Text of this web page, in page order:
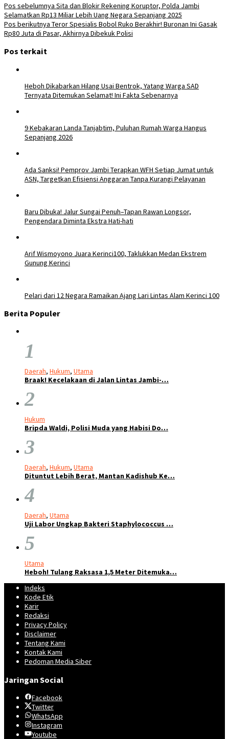
Pos sebelumnya Sita dan Blokir Rekening Koruptor, Polda Jambi
Selamatkan Rp13 Miliar Lebih Uang Negara Sepanjang 2025
Pos berikutnya Teror Spesialis Bobol Ruko Berakhir! Buronan Ini Gasak
Rp80 Juta di Pasar, Akhirnya Dibekuk Polisi
Pos terkait
Heboh Dikabarkan Hilang Usai Bentrok, Yatang Warga SAD
Ternyata Ditemukan Selamat! Ini Fakta Sebenarnya
9 Kebakaran Landa Tanjabtim, Puluhan Rumah Warga Hangus
Sepanjang 2026
Ada Sanksi! Pemprov Jambi Terapkan WFH Setiap Jumat untuk
ASN, Targetkan Efisiensi Anggaran Tanpa Kurangi Pelayanan
Baru Dibuka! Jalur Sungai Penuh–Tapan Rawan Longsor,
Pengendara Diminta Ekstra Hati-hati
Arif Wismoyono Juara Kerinci100, Taklukkan Medan Ekstrem
Gunung Kerinci
Pelari dari 12 Negara Ramaikan Ajang Lari Lintas Alam Kerinci 100
Berita Populer
1
Daerah, Hukum, Utama
Braak! Kecelakaan di Jalan Lintas Jambi-…
2
Hukum
Bripda Waldi, Polisi Muda yang Habisi Do…
3
Daerah, Hukum, Utama
Dituntut Lebih Berat, Mantan Kadishub Ke…
4
Daerah, Utama
Uji Labor Ungkap Bakteri Staphylococcus …
5
Utama
Heboh! Tulang Raksasa 1,5 Meter Ditemuka…
Indeks
Kode Etik
Karir
Redaksi
Privacy Policy
Disclaimer
Tentang Kami
Kontak Kami
Pedoman Media Siber
Jaringan Social
Facebook
Twitter
WhatsApp
Instagram
Youtube